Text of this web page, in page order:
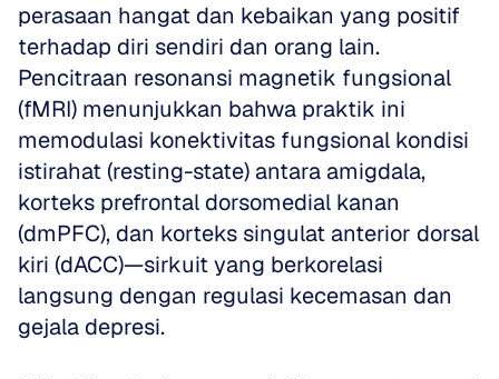
perasaan hangat dan kebaikan yang positif
terhadap diri sendiri dan orang lain.
Pencitraan resonansi magnetik fungsional
(fMRI) menunjukkan bahwa praktik ini
memodulasi konektivitas fungsional kondisi
istirahat (resting-state) antara amigdala,
korteks prefrontal dorsomedial kanan
(dmPFC), dan korteks singulat anterior dorsal
kiri (dACC)—sirkuit yang berkorelasi
langsung dengan regulasi kecemasan dan
gejala depresi.